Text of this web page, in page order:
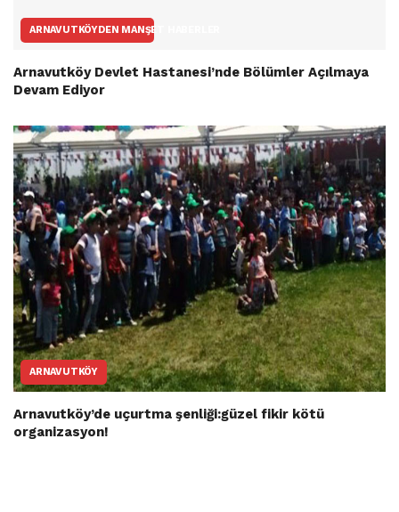
ARNAVUTKÖYDEN MANŞET HABERLER
Arnavutköy Devlet Hastanesi’nde Bölümler Açılmaya
Devam Ediyor
ARNAVUTKÖY
Arnavutköy’de uçurtma şenliği:güzel fikir kötü
organizasyon!